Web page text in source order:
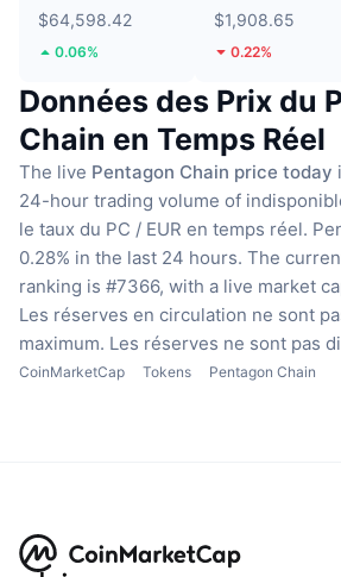
$64,598.42
0.06%
$1,908.65
0.22%
Données des Prix du
Chain en Temps Réel
The live Pentagon Chain price today
24-hour trading volume of
le taux du PC / EUR en temps réel.
0.28% in the last 24 hours. The
ranking is #7366, with a live market
Les réserves en circulation ne sont
maximum. Les réserves ne sont pas
CoinMarketCap Tokens Pentagon Chain